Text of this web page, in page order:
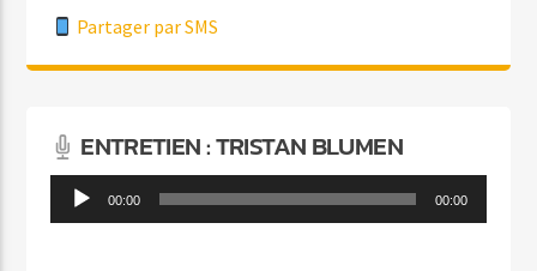
Partager par SMS
ENTRETIEN : TRISTAN BLUMEN
Lecteur
audio
00:00 00:00